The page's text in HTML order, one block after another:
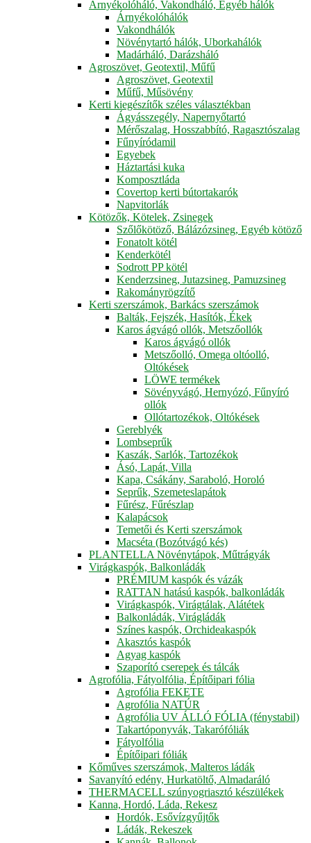
Árnyékolóháló, Vakondháló, Egyéb hálók
Árnyékolóhálók
Vakondhálók
Növénytartó hálók, Uborkahálók
Madárháló, Darázsháló
Agroszövet, Geotextil, Műfű
Agroszövet, Geotextil
Műfű, Műsövény
Kerti kiegészítők széles választékban
Ágyásszegély, Napernyőtartó
Mérőszalag, Hosszabbító, Ragasztószalag
Fűnyíródamil
Egyebek
Háztartási kuka
Komposztláda
Covertop kerti bútortakarók
Napvitorlák
Kötözők, Kötelek, Zsinegek
Szőlőkötöző, Bálázózsineg, Egyéb kötöző
Fonatolt kötél
Kenderkötél
Sodrott PP kötél
Kenderzsineg, Jutazsineg, Pamuzsineg
Rakományrögzítő
Kerti szerszámok, Barkács szerszámok
Balták, Fejszék, Hasítók, Ékek
Karos ágvágó ollók, Metszőollók
Karos ágvágó ollók
Metszőolló, Omega oltóolló,
Oltókések
LÖWE termékek
Sövényvágó, Hernyózó, Fűnyíró
ollók
Ollótartozékok, Oltókések
Gereblyék
Lombseprűk
Kaszák, Sarlók, Tartozékok
Ásó, Lapát, Villa
Kapa, Csákány, Saraboló, Horoló
Seprűk, Szemeteslapátok
Fűrész, Fűrészlap
Kalapácsok
Temetői és Kerti szerszámok
Macséta (Bozótvágó kés)
PLANTELLA Növénytápok, Műtrágyák
Virágkaspók, Balkonládák
PRÉMIUM kaspók és vázák
RATTAN hatású kaspók, balkonládák
Virágkaspók, Virágtálak, Alátétek
Balkonládák, Virágládák
Színes kaspók, Orchideakaspók
Akasztós kaspók
Agyag kaspók
Szaporító cserepek és tálcák
Agrofólia, Fátyolfólia, Építőipari fólia
Agrofólia FEKETE
Agrofólia NATÚR
Agrofólia UV ÁLLÓ FÓLIA (fénystabil)
Takartóponyvák, Takarófóliák
Fátyolfólia
Építőipari fóliák
Kőműves szerszámok, Malteros ládák
Savanyító edény, Hurkatöltő, Almadaráló
THERMACELL szúnyogriasztó készülékek
Kanna, Hordó, Láda, Rekesz
Hordók, Esővízgyűjtők
Ládák, Rekeszek